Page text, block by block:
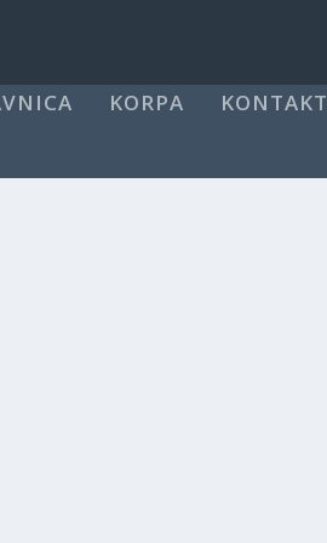
KORPA KONTAKT